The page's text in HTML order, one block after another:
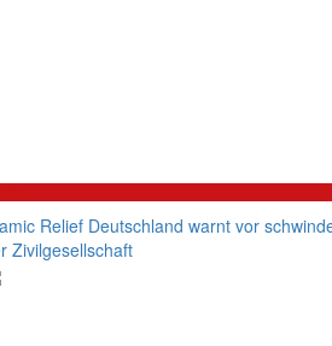
Relief Deutschland warnt vor
Zivilgesellschaft